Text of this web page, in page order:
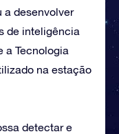
a desenvolver
de inteligência
a Tecnologia
na estação
detectar e